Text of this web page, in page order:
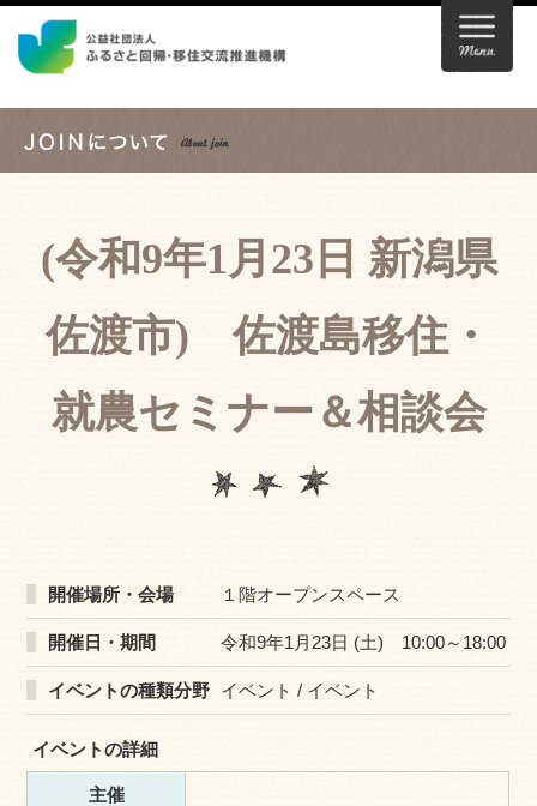
(令和9年1月23日 新潟県
佐渡市) 佐渡島移住・
就農セミナー＆相談会
開催場所・会場 １階オープンスペース
開催日・期間 令和9年1月23日 (土) 10:00～18:00
イベントの種類分野 イベント / イベント
イベントの詳細
主催